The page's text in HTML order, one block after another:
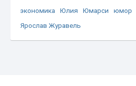
экономика
Юлия Юмарси юмор
Ярослав Журавель